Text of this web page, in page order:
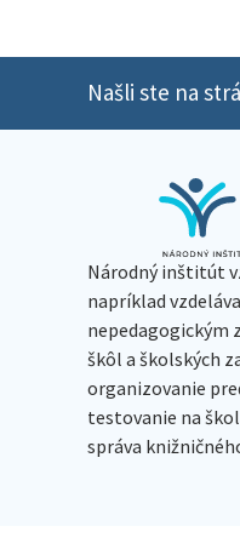
Našli ste na
Národný inštitút
napríklad
nepedagogickým
škôl a školských
organizovanie
testovanie na
správa